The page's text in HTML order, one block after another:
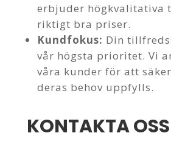
erbjuder högkvalitativa
riktigt bra priser.
Kundfokus: Din
vår högsta prioritet. Vi
våra kunder för att
deras behov uppfylls.
KONTAKTA OSS